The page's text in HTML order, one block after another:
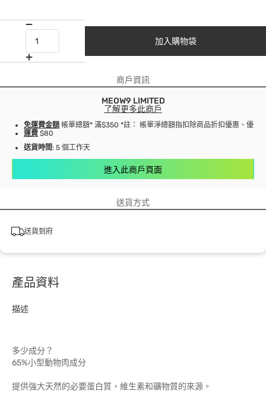
加入購物袋
商戶資訊
MEOW9 LIMITED
了解更多此商戶
免運費金額 帳單總額* 滿$350 *註： 帳單淨總額指扣除商品折扣優惠、優惠
運費 $80
送貨時間: 5 個工作天
進入此商戶頁面
送貨方式
送貨到府
產品資料
描述
多少成分？
65%小型動物肉成分
提供強大天然的必要蛋白質，維生素和礦物質的來源。